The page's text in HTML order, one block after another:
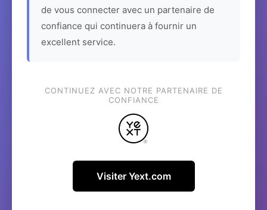
de vous connecter avec un partenaire de
confiance qui continuera à fournir un
excellent service.
CONTINUEZ AVEC NOTRE PARTENAIRE DE
CONFIANCE
Visiter Yext.com